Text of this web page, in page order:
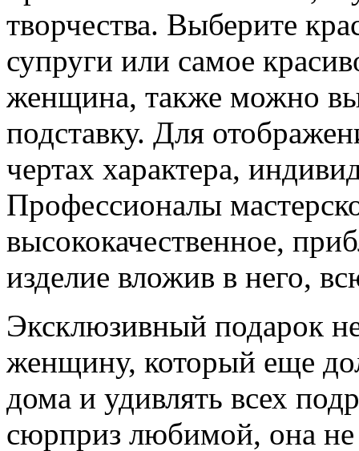
творчества. Выберите
супруги или самое
женщина, также можно
подставку. Для
чертах характера,
Профессионалы
высококачественное,
изделие вложив в него,
Эксклюзивный подарок
женщину, который еще
дома и удивлять всех
сюрприз любимой, она не